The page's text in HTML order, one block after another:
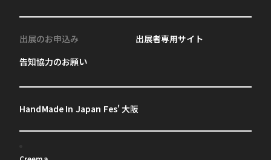
出展のお申込み
告知協力のお願い
出展者専用サイト
HandMade In Japan Fes' 大阪